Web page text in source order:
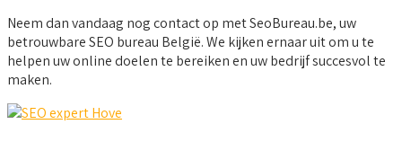
Neem dan vandaag nog contact op met SeoBureau.be, uw
betrouwbare SEO bureau België. We kijken ernaar uit om u te
helpen uw online doelen te bereiken en uw bedrijf succesvol te
maken.